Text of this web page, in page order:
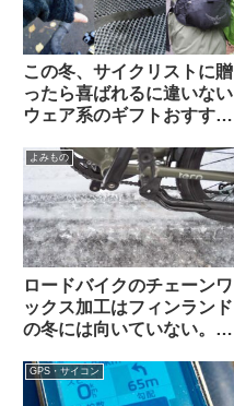
この冬、サイクリストに贈
ったら喜ばれるに違いない
ウェア系のギフトおすすめ
ものから】
よみもの
ロードバイクのチェーンワ
ックス加工はフィンランド
の冬には向いていない。大
でも弱い？（海外掲示板か
ら）
GPS・サイコン